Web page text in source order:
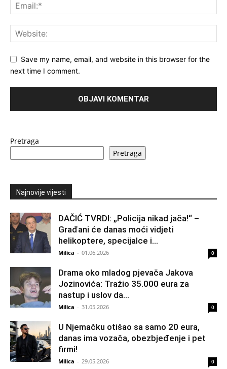
Save my name, email, and website in this browser for the
next time I comment.
Pretraga
Pretraga
Najnovije vijesti
DAČIĆ TVRDI: „Policija nikad jača!“ –
Građani će danas moći vidjeti
helikoptere, specijalce i...
Milica - 01.06.2026 0
Drama oko mladog pjevača Jakova
Jozinovića: Tražio 35.000 eura za
nastup i uslov da...
Milica - 31.05.2026 0
U Njemačku otišao sa samo 20 eura,
danas ima vozača, obezbjeđenje i pet
firmi!
Milica - 29.05.2026 0